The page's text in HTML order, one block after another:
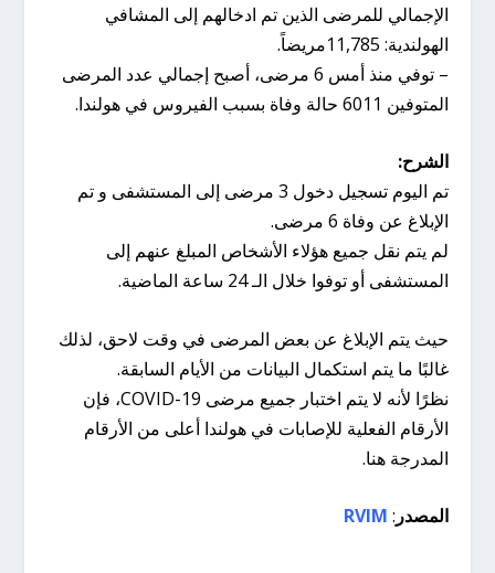
الإجمالي للمرضى الذين تم ادخالهم إلى المشافي
الهولندية: 11,785مريضاً.
– توفي منذ أمس 6 مرضى، أصبح إجمالي عدد المرضى
المتوفين 6011 حالة وفاة بسبب الفيروس في هولندا.
الشرح:
تم اليوم تسجيل دخول 3 مرضى إلى المستشفى و تم
الإبلاغ عن وفاة 6 مرضى.
لم يتم نقل جميع هؤلاء الأشخاص المبلغ عنهم إلى
المستشفى أو توفوا خلال الـ 24 ساعة الماضية.
حيث يتم الإبلاغ عن بعض المرضى في وقت لاحق، لذلك
غالبًا ما يتم استكمال البيانات من الأيام السابقة.
نظرًا لأنه لا يتم اختبار جميع مرضى COVID-19، فإن
الأرقام الفعلية للإصابات في هولندا أعلى من الأرقام
المدرجة هنا.
المصدر :
RVIM